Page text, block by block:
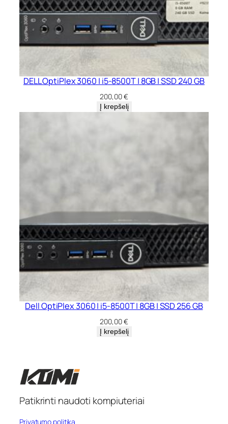
DELL OptiPlex 3060 | i5-8500T | 8GB | SSD 240 GB
200,00€
Į krepšelį
Dell OptiPlex 3060 | i5-8500T | 8GB | SSD 256 GB
200,00€
Į krepšelį
Patikrinti naudoti kompiuteriai
Privatumo politika